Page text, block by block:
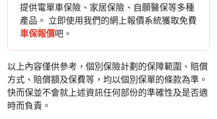
提供電單車保險、家居保險、自願醫保等多種
產品。 立即使用我們的網上報價系統獲取免費
車保報價吧。
以上內容僅供參考，個別保險計劃的保障範圍、賠償
方式、賠償額及保費等，均以個別保單的條款為準。
快而保並不會就上述資訊任何部份的準確性及是否適
時而負責。